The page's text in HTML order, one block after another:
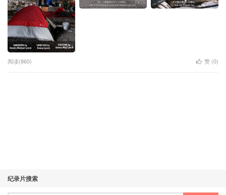
阅读(860) 赞 (0)
纪录片搜索